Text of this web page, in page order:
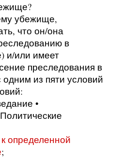
убежище,
что он/она
в
и/или имеет
преследования в
из пяти условий
•
определенной
;